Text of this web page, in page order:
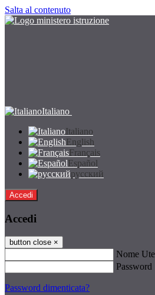
Salta al contenuto
Italiano
Italiano
English
Français
Español
русский
Accedi
Accedi
button close ×
Nome
Password
Password dimenticata?